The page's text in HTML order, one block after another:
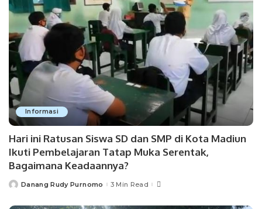
Informasi
Hari ini Ratusan Siswa SD dan SMP di Kota Madiun
Ikuti Pembelajaran Tatap Muka Serentak,
Bagaimana Keadaannya?
PostedDanang Rudy Purnomo 3 Min Read